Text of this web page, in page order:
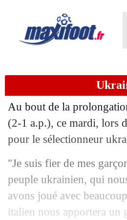
Au bout de la
(2-1 a.p.), ce mardi, lors
pour le sélectionneur
"Je suis fier de mes
peuple ukrainien, qui
avons joué avec
italien nous apportera un
:
30/06 Sassuolo: l'OL ou
: Daka
30/06 PSG: Ramos, il y
30/06 OM: le plan
30/06 Nîmes : Reynet
30/06 PSG : Correa,